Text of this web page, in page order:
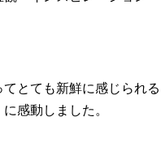
とても新鮮に感じられる
感動しました。